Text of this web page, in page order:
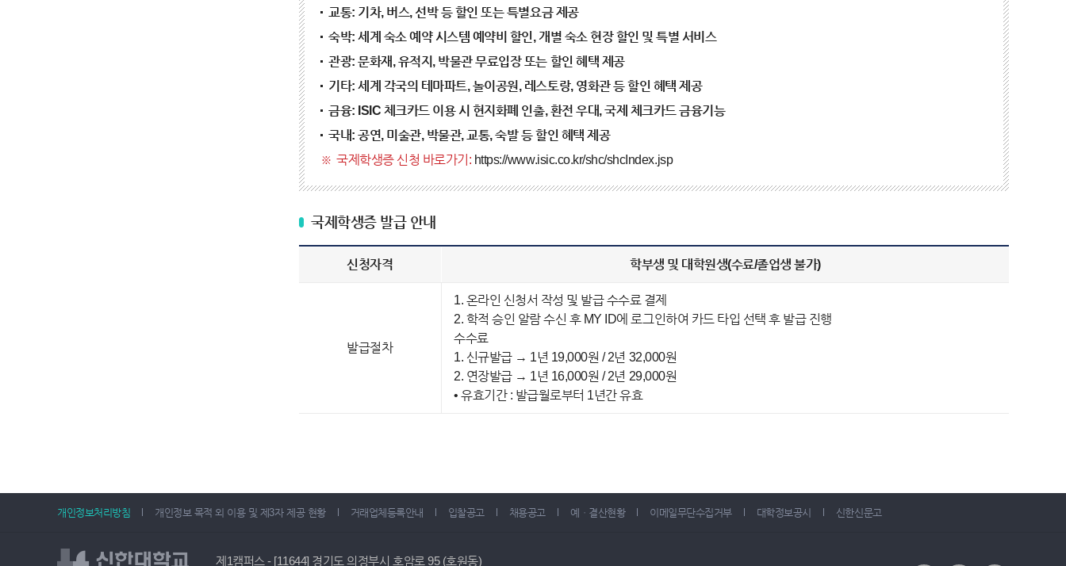
교통: 기차, 버스, 선박 등 할인 또는 특별요금 제공
숙박: 세계 숙소 예약 시스템 예약비 할인, 개별 숙소 현장 할인 및 특별 서비스
관광: 문화재, 유적지, 박물관 무료입장 또는 할인 혜택 제공
기타: 세계 각국의 테마파트, 놀이공원, 레스토랑, 영화관 등 할인 혜택 제공
금융: ISIC 체크카드 이용 시 현지화폐 인출, 환전 우대, 국제 체크카드 금융기능
국내: 공연, 미술관, 박물관, 교통, 숙발 등 할인 혜택 제공
국제학생증 신청 바로가기: https://www.isic.co.kr/shc/shcIndex.jsp
국제학생증 발급 안내
신청자격 학부생 및 대학원생(수료/졸업생 불가)
발급절차
1. 온라인 신청서 작성 및 발급 수수료 결제
2. 학적 승인 알람 수신 후 MY ID에 로그인하여 카드 타입 선택 후 발급 진행
수수료
1. 신규발급 → 1년 19,000원 / 2년 32,000원
2. 연장발급 → 1년 16,000원 / 2년 29,000원
• 유효기간 : 발급월로부터 1년간 유효
개인정보처리방침 개인정보 목적 외 이용 및 제3자 제공 현황 거래업체등록안내 입찰공고 채용공고 예ㆍ결산현황 이메일무단수집거부 대학정보공시 신한신문고
제1캠퍼스 - [11644] 경기도 의정부시 호암로 95 (호원동)